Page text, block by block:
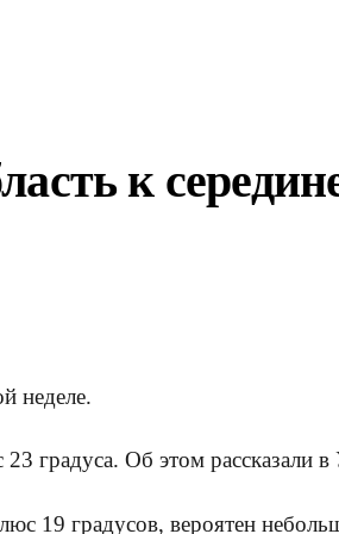
к
неделе.
градуса. Об этом рассказали в
19 градусов, вероятен